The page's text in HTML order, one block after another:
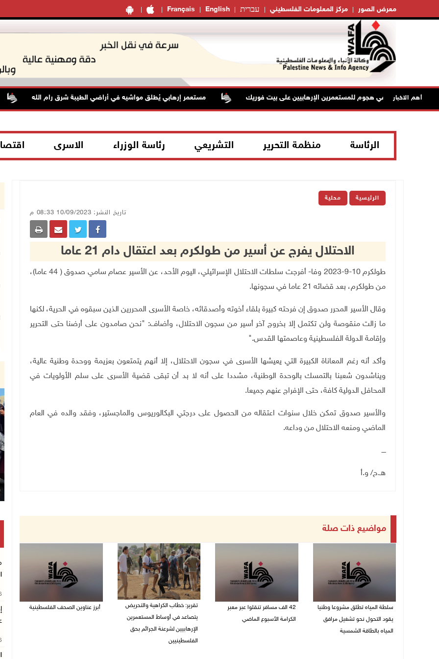
Français English עברית مركز المعلومات الفلسطيني معرض الصور
أهم الاخبار
إصابتان في هجوم للمستعمرين الإرهابيين على بيت فوريك مستعمر إرهابي يُطلق مواشيه في أراضي الطيبة شرق رام الله
الرئاسة منظمة التحرير التشريعي رئاسة الوزراء الاسرى
الرئيسية محلية
تاريخ النشر: 10/09/2023 08:33 م
الاحتلال يفرج عن أسير من طولكرم بعد اعتقال دام 21 عاما
طولكرم 10-9-2023 وفا- أفرجت سلطات الاحتلال الإسرائيلي، اليوم الأحد، عن الأسير عصام سامي صدوق ( 44 عاما)،
من طولكرم، بعد قضائه 21 عاما في سجونها.
وقال الأسير المحرر صدوق إن فرحته كبيرة بلقاء أخوته وأصدقائه، خاصة الأسرى المحررين الذين سبقوه في الحرية، لكنها
ما زالت منقوصة ولن تكتمل إلا بخروج آخر أسير من سجون الاحتلال، وأضاف: "نحن صامدون على أرضنا حتى التحرير
وإقامة الدولة الفلسطينية وعاصمتها القدس".
وأكد أنه رغم المعاناة الكبيرة التي يعيشها الأسرى في سجون الاحتلال، إلا أنهم يتمتعون بعزيمة ووحدة وطنية عالية،
ويناشدون شعبنا بالتمسك بالوحدة الوطنية، مشددا على أنه لا بد أن تبقى قضية الأسرى على سلم الأولويات في
المحافل الدولية كافة، حتى الإفراج عنهم جميعا.
والأسير صدوق تمكن خلال سنوات اعتقاله من الحصول على درجتي البكالوريوس والماجستير، وفقد والده في العام
الماضي ومنعه الاحتلال من وداعه.
ــــ
هـ.ح/ و.أ
مواضيع ذات صلة
سلطة المياه تطلق مشروعا وطنيا
يقود التحول نحو تشغيل مرافق
المياه بالطاقة الشمسية
42 الف مسافر تنقلوا عبر معبر
الكرامة الأسبوع الماضي
تقرير: خطاب الكراهية والتحريض
يتصاعد في أوساط المستعمرين
الإرهابيين لشرعنة الجرائم بحق
الفلسطينيين
أبرز عناوين الصحف الفلسطينية